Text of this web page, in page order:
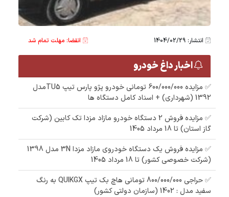
انتشار: 1404/02/29 انقضا: مهلت تمام شد
اخبار داغ خودرو
✅ مزایده 600/000/000 تومانی خودرو پژو پارس تیپ TU5مدل
1392 (شهرداری) + اسناد کامل دستگاه ها
✅ مزایده فروش 2 دستگاه خودرو مازاد مزدا تک کابین (شرکت
گاز استان) تا 18 مرداد 1405
✅ مزایده فروش یک دستگاه خودروی مازاد مزدا 3N مدل 1398
(شرکت خصوصی کشور) تا 18 مرداد 1405
✅ حراجی 800/000/000 تومانی ھاچ بک تیپ QUIKGX به رنگ
سفید مدل : 1402 (سازمان دولتی کشور)